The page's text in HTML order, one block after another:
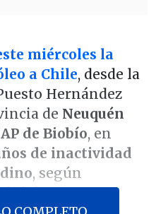
miércoles la
a Chile, desde la
Hernández
de Neuquén
de Biobío, en
de inactividad
, según